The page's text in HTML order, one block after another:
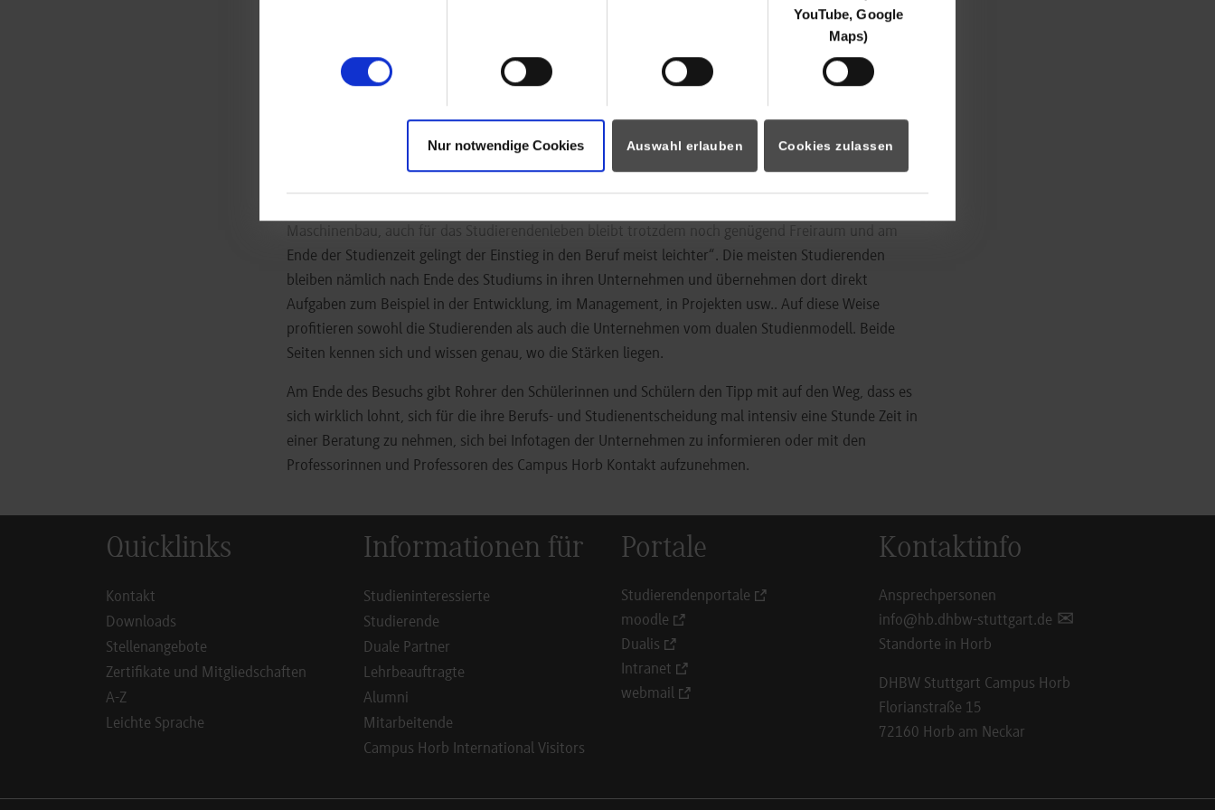
YouTube, Google
Maps)
Nur notwendige Cookies Auswahl erlauben Cookies zulassen
Thema. Die Bewerbung erfolgt beim dualen Studium nämlich direkt bei den Unternehmen. Rohrer,
Katona und die Studierenden sind sich einig, dass bei der Bewerbung um einen dualen Studienplatz
die Noten zwar eine Rolle spielen, dass die Unternehmen aber auch besonderen Wert auf die
sozusagen Euer Joker“, so Katona.
Beim dualen Studium an der DHBW handelt es sich um ein Intensivstudium. Während der
Maschinenbau, auch für das Studierendenleben bleibt trotzdem noch genügend Freiraum und am
Ende der Studienzeit gelingt der Einstieg in den Beruf meist leichter“. Die meisten Studierenden
bleiben nämlich nach Ende des Studiums in ihren Unternehmen und übernehmen dort direkt
Aufgaben zum Beispiel in der Entwicklung, im Management, in Projekten usw.. Auf diese Weise
profitieren sowohl die Studierenden als auch die Unternehmen vom dualen Studienmodell. Beide
Seiten kennen sich und wissen genau, wo die Stärken liegen.
Am Ende des Besuchs gibt Rohrer den Schülerinnen und Schülern den Tipp mit auf den Weg, dass es
sich wirklich lohnt, sich für die ihre Berufs- und Studienentscheidung mal intensiv eine Stunde Zeit in
einer Beratung zu nehmen, sich bei Infotagen der Unternehmen zu informieren oder mit den
Professorinnen und Professoren des Campus Horb Kontakt aufzunehmen.
Quicklinks
Kontakt
Downloads
Stellenangebote
Zertifikate und Mitgliedschaften
A-Z
Leichte Sprache
Informationen für
Studieninteressierte
Studierende
Duale Partner
Lehrbeauftragte
Alumni
Mitarbeitende
Campus Horb International Visitors
Portale
Studierendenportale
moodle
Dualis
Intranet
webmail
Kontaktinfo
Ansprechpersonen
info@hb.dhbw-stuttgart.de
Standorte in Horb
DHBW Stuttgart Campus Horb
Florianstraße 15
72160 Horb am Neckar